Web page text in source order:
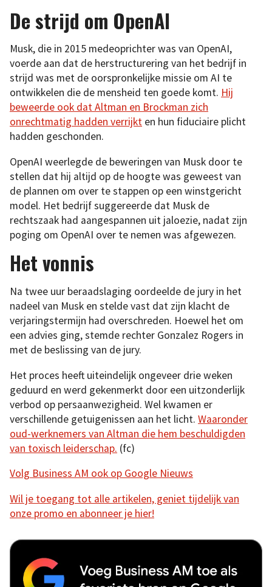
De strijd om OpenAI
Musk, die in 2015 medeoprichter was van OpenAI,
voerde aan dat de herstructurering van het bedrijf in
strijd was met de oorspronkelijke missie om AI te
ontwikkelen die de mensheid ten goede komt. Hij
beweerde ook dat Altman en Brockman zich
onrechtmatig hadden verrijkt en hun fiduciaire plicht
hadden geschonden.
OpenAI weerlegde de beweringen van Musk door te
stellen dat hij altijd op de hoogte was geweest van
de plannen om over te stappen op een winstgericht
model. Het bedrijf suggereerde dat Musk de
rechtszaak had aangespannen uit jaloezie, nadat zijn
poging om OpenAI over te nemen was afgewezen.
Het vonnis
Na twee uur beraadslaging oordeelde de jury in het
nadeel van Musk en stelde vast dat zijn klacht de
verjaringstermijn had overschreden. Hoewel het om
een advies ging, stemde rechter Gonzalez Rogers in
met de beslissing van de jury.
Het proces heeft uiteindelijk ongeveer drie weken
geduurd en werd gekenmerkt door een uitzonderlijk
verbod op persaanwezigheid. Wel kwamen er
verschillende getuigenissen aan het licht. Waaronder
oud-werknemers van Altman die hem beschuldigden
van toxisch leiderschap. (fc)
Volg Business AM ook op Google Nieuws
Wil je toegang tot alle artikelen, geniet tijdelijk van
onze promo en abonneer je hier!